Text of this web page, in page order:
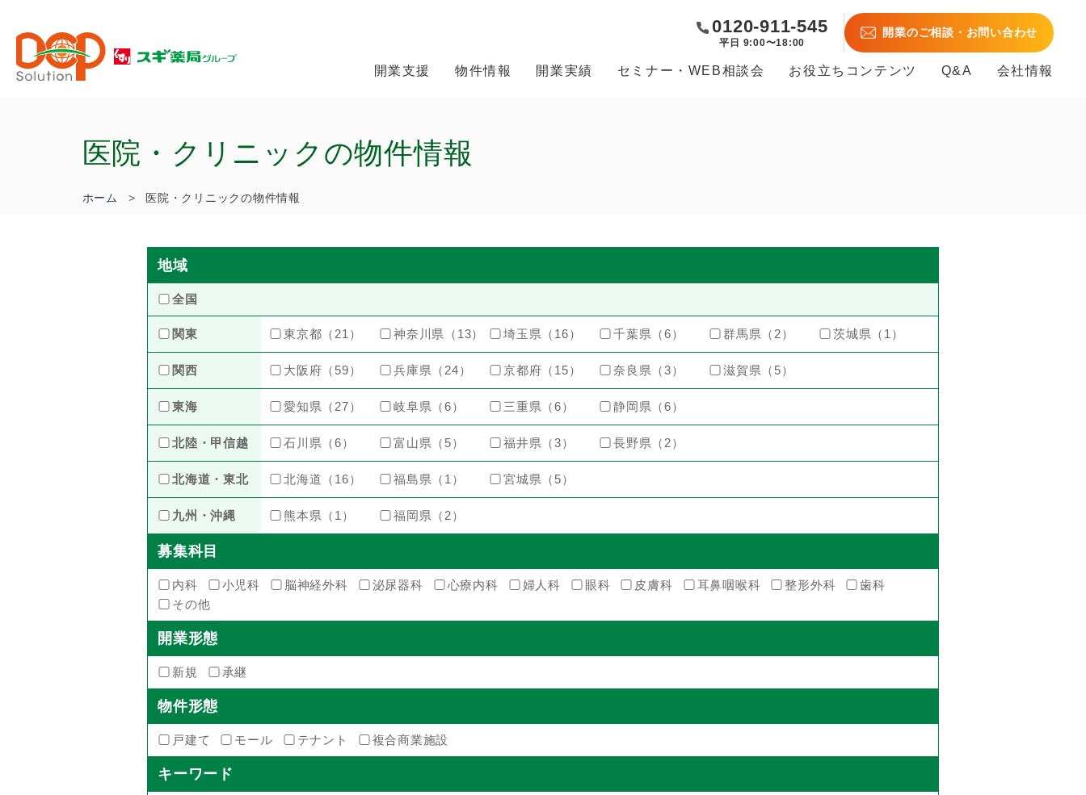
0120-911-545
平日 9:00〜18:00
開業のご相談・お問い合わせ
開業支援 物件情報 開業実績 セミナー・WEB相談会 お役立ちコンテンツ Q&A 会社情報
医院・クリニックの物件情報
ホーム 医院・クリニックの物件情報
地域
全国
関東 東京都（21） 神奈川県（13） 埼玉県（16） 千葉県（6） 群馬県（2） 茨城県（1）
関西 大阪府（59） 兵庫県（24） 京都府（15） 奈良県（3） 滋賀県（5）
東海 愛知県（27） 岐阜県（6） 三重県（6） 静岡県（6）
北陸・甲信越 石川県（6） 富山県（5） 福井県（3） 長野県（2）
北海道・東北 北海道（16） 福島県（1） 宮城県（5）
九州・沖縄 熊本県（1） 福岡県（2）
募集科目
内科 小児科 脳神経外科 泌尿器科 心療内科 婦人科 眼科 皮膚科 耳鼻咽喉科 整形外科
歯科
その他
開業形態
新規 承継
物件形態
戸建て モール テナント 複合商業施設
キーワード